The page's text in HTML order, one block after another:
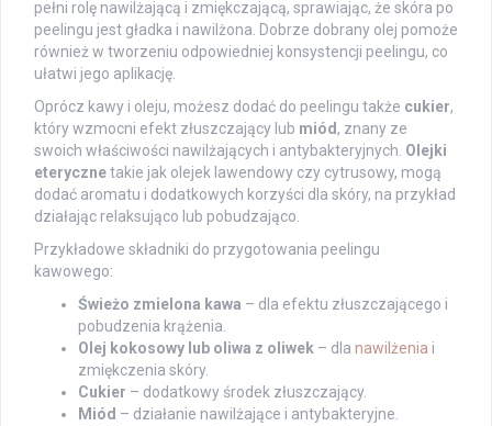
pełni rolę nawilżającą i zmiękczającą, sprawiając, że skóra po
peelingu jest gładka i nawilżona. Dobrze dobrany olej pomoże
również w tworzeniu odpowiedniej konsystencji peelingu, co
ułatwi jego aplikację.
Oprócz kawy i oleju, możesz dodać do peelingu także cukier,
który wzmocni efekt złuszczający lub miód, znany ze
swoich właściwości nawilżających i antybakteryjnych. Olejki
eterycznetakie jak olejek lawendowy czy cytrusowy, mogą
dodać aromatu i dodatkowych korzyści dla skóry, na przykład
działając relaksująco lub pobudzająco.
Przykładowe składniki do przygotowania peelingu
kawowego:
Świeżo zmielona kawa – dla efektu złuszczającego i
pobudzenia krążenia.
Olej kokosowy lub oliwa z oliwek – dla nawilżenia i
zmiękczenia skóry.
Cukier – dodatkowy środek złuszczający.
Miód – działanie nawilżające i antybakteryjne.